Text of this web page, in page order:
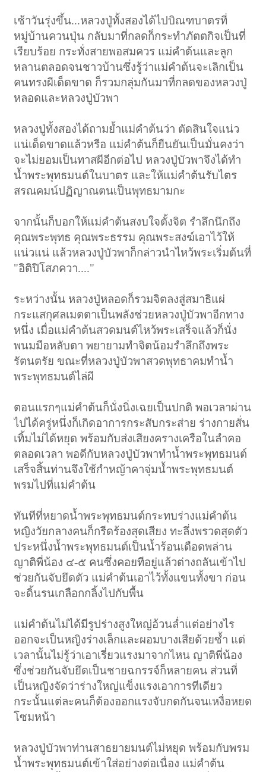
เช้าวันรุ่งขึ้น...หลวงปู่ทั้งสองได้ไปบิณฑบาตรที่
หมู่บ้านควนปุ่น กลับมาที่กลดก็กระทำภัตตกิจเป็นที่
เรียบร้อย กระทั่งสายพอสมควร แม่คำต้นและลูก
หลานตลอดจนชาวบ้านซึ่งรู้ว่าแม่คำต้นจะเลิกเป็น
คนทรงผีเด็ดขาด ก็รวมกลุ่มกันมาที่กลดของหลวงปู่
หลอดและหลวงปู่บัวพา
หลวงปู่ทั้งสองได้ถามย้ำแม่คำต้นว่า ตัดสินใจแน่ว
แน่เด็ดขาดแล้วหรือ แม่คำต้นก็ยืนยันเป็นมั่นคงว่า
จะไม่ยอมเป็นทาสผีอีกต่อไป หลวงปู่บัวพาจึงได้ทำ
น้ำพระพุทธมนต์ในบาตร และให้แม่คำต้นรับไตร
สรณคมน์ปฏิญาณตนเป็นพุทธมามกะ
จากนั้นก็บอกให้แม่คำต้นสงบใจตั้งจิต รำลึกนึกถึง
คุณพระพุทธ คุณพระธรรม คุณพระสงฆ์เอาไว้ให้
แน่วแน่ แล้วหลวงปู่บัวพาก็กล่าวนำไหว้พระเริ่มต้นที่
"อิติปิโสภควา...."
ระหว่างนั้น หลวงปู่หลอดก็รวมจิตลงสู่สมาธิแผ่
กระแสกุศลเมตตาเป็นพลังช่วยหลวงปู่บัวพาอีกทาง
หนึ่ง เมื่อแม่คำต้นสวดมนต์ไหว้พระเสร็จแล้วก็นั่ง
พนมมือหลับตา พยายามทำจิตน้อมรำลึกถึงพระ
รัตนตรัย ขณะที่หลวงปู่บัวพาสวดพุทธาคมทำน้ำ
พระพุทธมนต์ไล่ผี
ตอนแรกๆแม่คำต้นก็นั่งนิ่งเฉยเป็นปกติ พอเวลาผ่าน
ไปได้ครู่หนึ่งก็เกิดอาการกระสับกระส่าย ร่างกายสั่น
เทิ้มไม่ได้หยุด พร้อมกับส่งเสียงครางเครือในลำคอ
ตลอดเวลา พอดีกับหลวงปู่บัวพาทำน้ำพระพุทธมนต์
เสร็จสิ้นท่านจึงใช้กำหญ้าคาจุ่มน้ำพระพุทธมนต์
พรมไปที่แม่คำต้น
ทันทีที่หยาดน้ำพระพุทธมนต์กระทบร่างแม่คำต้น
หญิงวัยกลางคนก็กรีดร้องสุดเสียง ทะลึ่งพรวดสุดตัว
ประหนึ่งน้ำพระพุทธมนต์เป็นน้ำร้อนเดือดพล่าน
ญาติพี่น้อง ๔-๕ คนซึ่งคอยทีอยู่แล้วต่างถลันเข้าไป
ช่วยกันจับยึดตัว แม่คำต้นเอาไว้ทั้งแขนทั้งขา ก่อน
จะดิ้นรนเกลือกกลิ้งไปกับพื้น
แม่คำต้นไม่ได้มีรูปร่างสูงใหญ่อ้วนล่ำแต่อย่างไร
ออกจะเป็นหญิงร่างเล็กและผอมบางเสียด้วยซ้ำ แต่
เวลานั้นไม่รู้ว่าเอาเรี่ยวแรงมาจากไหน ญาติพี่น้อง
ซึ่งช่วยกันจับยึดเป็นชายฉกรรจ์ก็หลายคน ส่วนที่
เป็นหญิงจัดว่าร่างใหญ่แข็งแรงเอาการทีเดียว
กระนั้นแต่ละคนก็ต้องออกแรงจับกดกันจนเหงื่อหยด
โซมหน้า
หลวงปู่บัวพาท่านสาธยายมนต์ไม่หยุด พร้อมกับพรม
น้ำพระพุทธมนต์เข้าใส่อย่างต่อเนื่อง แม่คำต้น